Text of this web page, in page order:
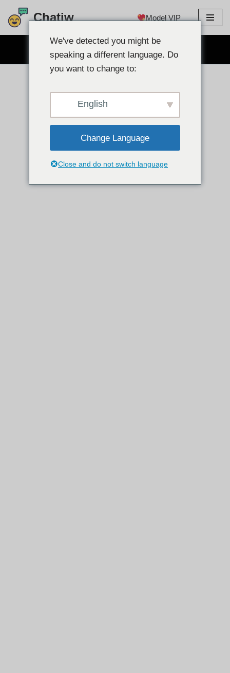
Lewati
Chatiw Model VIP
We've detected you might be
speaking a different language. Do
you want to change to:
English
Change Language
Close and do not switch language